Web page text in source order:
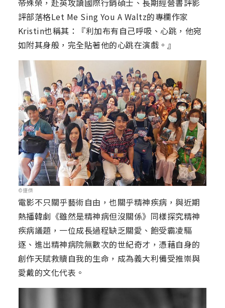
帝殊榮，赴英攻讀國際行銷碩士、長期經營書評影
評部落格Let Me Sing You A Waltz的專欄作家
Kristin也稱其：『利加布有自己呼吸、心跳，他宛
如附其身般，完全貼著他的心跳在演戲。』
©捷傑
電影不只關乎藝術自由，也關乎精神疾病，與近期
熱播韓劇《雖然是精神病但沒關係》同樣探究精神
疾病議題，一位成長過程缺乏關愛、飽受霸凌驅
逐、進出精神病院無數次的世紀奇才，憑藉自身的
創作天賦救贖自我的生命，成為義大利備受推崇與
愛戴的文化代表。